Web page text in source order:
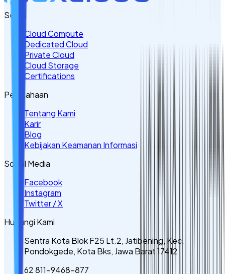
Servis
Cloud Compute
Dedicated Cloud
Private Cloud
Cloud Storage
Certifications
Perusahaan
Tentang Kami
Karir
Blog
Kebijakan Keamanan Informasi
Sosial Media
Facebook
Instagram
Twitter / X
Hubungi Kami
Sentra Kota Blok F25 Lt.2, Jatibening, Kec.
Pondokgede, Kota Bks, Jawa Barat 17412
62 811-9468-877